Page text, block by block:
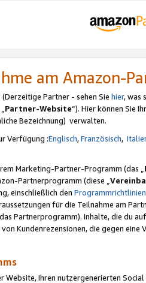
am Amazon-
(Derzeitige Partner - sehen Sie hier, was
Partner-Website“). Hier können Sie
Bezeichnung) verwalten.
Verfügung :Englisch,Französisch,
Marketing-Partner-Programm (das „
Partnerprogramm (diese „
einschließlich den Programmrichtlinien
für die Teilnahme am
Partnerprogramm). Inhalte, die du
Kundenrezensionen, die gegen
Website, Ihren nutzergenerierten